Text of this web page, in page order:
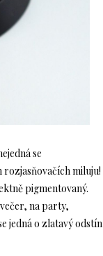
se
rozjasňovačích miluju!
pigmentovaný.
na party,
jedná o zlatavý odstín